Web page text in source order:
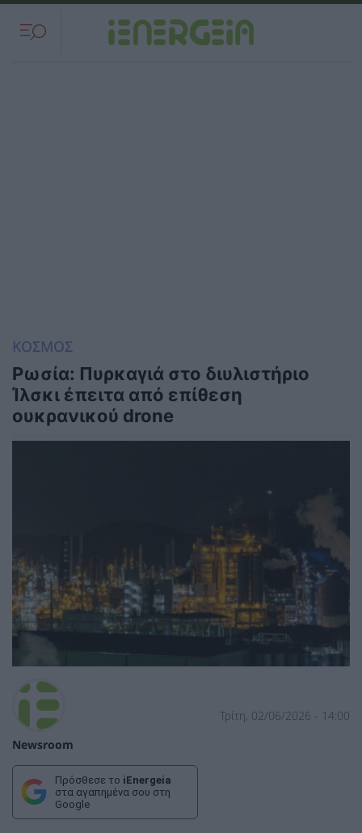
ΚΟΣΜΟΣ
Ρωσία: Πυρκαγιά στο διυλιστήριο
Ίλσκι έπειτα από επίθεση
ουκρανικού drone
Newsroom
Τρίτη, 02/06/2026 - 14:00
Πρόσθεσε το iEnergeia
στα αγαπημένα σου στη
Google